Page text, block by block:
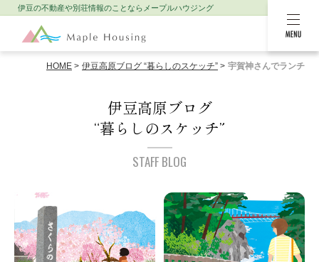
伊豆の不動産や別荘情報のことなら メープルハウジング
HOME 伊豆高原ブログ “暮らしのスケッチ” 宇賀神さんでランチ
伊豆高原ブログ
“暮らしのスケッチ”
STAFF BLOG